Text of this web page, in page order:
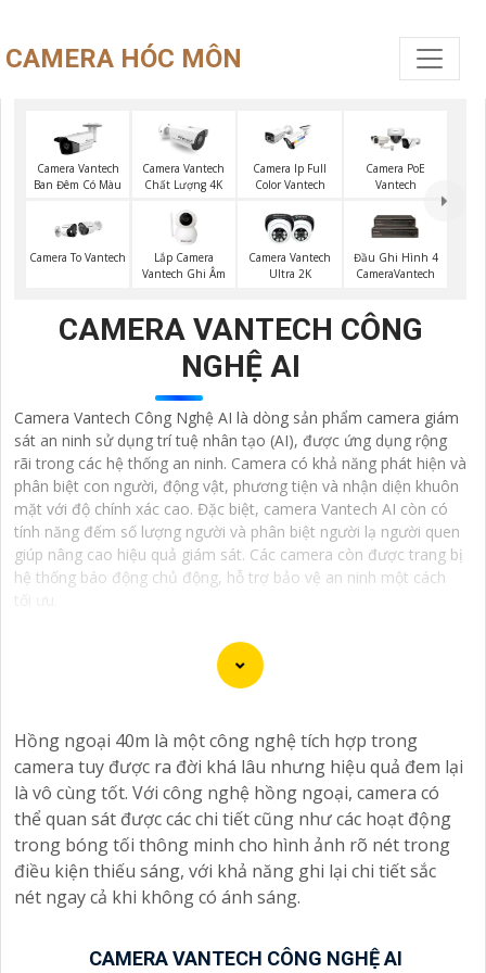
CAMERA HÓC MÔN
Camera Vantech
Ban Đêm Có Màu
Camera Vantech
Chất Lượng 4K
Camera Ip Full
Color Vantech
Camera PoE
Vantech
Camera To Vantech
Lắp Camera
Vantech Ghi Âm
Camera Vantech
Ultra 2K
Đầu Ghi Hình 4
CameraVantech
CAMERA VANTECH CÔNG
NGHỆ AI
Camera Vantech Công Nghệ AI là dòng sản phẩm camera giám
sát an ninh sử dụng trí tuệ nhân tạo (AI), được ứng dụng rộng
rãi trong các hệ thống an ninh. Camera có khả năng phát hiện và
phân biệt con người, động vật, phương tiện và nhận diện khuôn
mặt với độ chính xác cao. Đặc biệt, camera Vantech AI còn có
tính năng đếm số lượng người và phân biệt người lạ người quen
giúp nâng cao hiệu quả giám sát. Các camera còn được trang bị
hệ thống báo động chủ động, hỗ trợ bảo vệ an ninh một cách
hàng đầu tại Việt Nam, chúng được thiết kế với công
nghệ hiện đại và chất lượng cao để khẳng định an ninh
và giám sát tốt cho ngôi nhà, cửa hàng, văn phòng
hoặc doanh nghiệp của bạn.
Vantech Việt Nam cung cấp các dòng sản phẩm camera
giám sát chất lượng cao như camera IP, camera HD-
TVI, camera AHD, camera wifi, camera thông minh, và
xuất theo tiêu chuẩn chất lượng cao, đáng tin cậy và dễ
Hồng ngoại 40m là một công nghệ tích hợp trong
camera tuy được ra đời khá lâu nhưng hiệu quả đem lại
là vô cùng tốt. Với công nghệ hồng ngoại, camera có
thể quan sát được các chi tiết cũng như các hoạt động
trong bóng tối thông minh cho hình ảnh rõ nét trong
điều kiện thiếu sáng, với khả năng ghi lại chi tiết sắc
nét ngay cả khi không có ánh sáng.
CAMERA VANTECH CÔNG NGHỆ AI